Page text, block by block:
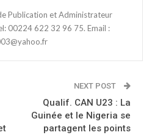
Publication et Administrateur
00224 622 32 96 75. Email :
NEXT POST
Qualif. CAN U23 : La
Guinée et le Nigeria se
partagent les points